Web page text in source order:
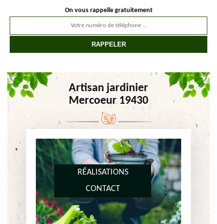
RÉALISATIONS
CONTACT
On vous rappelle gratuitement
Artisan jardinier
Mercoeur 19430